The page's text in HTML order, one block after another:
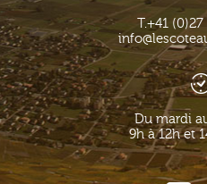
T.+41 (0)27
Du mardi
9h à 12h et